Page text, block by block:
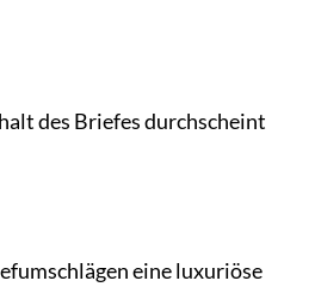
des Briefes durchscheint
eine luxuriöse